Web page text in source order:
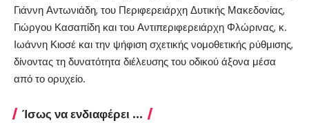
Γιάννη Αντωνιάδη, του Περιφερειάρχη Δυτικής Μακεδονίας,
Γιώργου Κασαπίδη και του Αντιπεριφερειάρχη Φλώρινας, κ.
Ιωάννη Κιοσέ και την ψήφιση σχετικής νομοθετικής ρύθμισης,
δίνοντας τη δυνατότητα διέλευσης του οδικού άξονα μέσα
από το ορυχείο.
Ίσως να ενδιαφέρει ...